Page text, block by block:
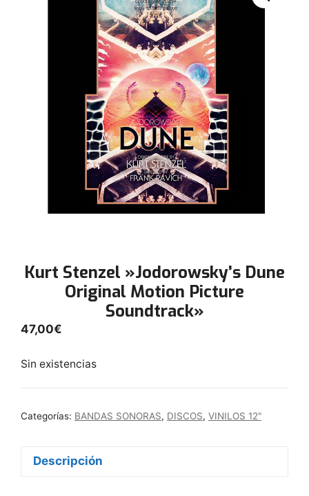
Kurt Stenzel ‎»Jodorowsky’s Dune
Original Motion Picture
Soundtrack»
47,00€
Sin existencias
Categorías: BANDAS SONORAS, DISCOS, VINILOS 12"
Descripción